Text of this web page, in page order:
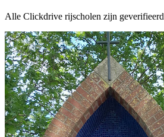
Alle Clickdrive rijscholen zijn geverifieerd